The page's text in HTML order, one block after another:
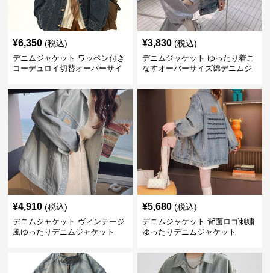
¥6,350 (税込)
デニムジャケット ワッペン付き
コーデュロイ切替オーバーサイ
¥3,830 (税込)
デニムジャケット ゆったり着こ
なすオーバーサイズ綿デニムジ
¥4,910 (税込)
デニムジャケット ヴィンテージ
風ゆったりデニムジャケット
¥5,680 (税込)
デニムジャケット 背面ロゴ刺繍
ゆったりデニムジャケット